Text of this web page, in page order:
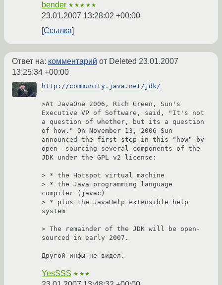
bender ★★★★★
23.01.2007 13:28:02 +00:00
Ссылка
Ответ на: комментарий от Deleted 23.01.2007
13:25:34 +00:00
http://community.java.net/jdk/
>At JavaOne 2006, Rich Green, Sun's
Executive VP of Software, said, "It's not
a question of whether, but its a question
of how." On November 13, 2006 Sun
announced the first step in this "how" by
open- sourcing several components of the
JDK under the GPL v2 license:
> * the Hotspot virtual machine
> * the Java programming language
compiler (javac)
> * plus the JavaHelp extensible help
system
> The remainder of the JDK will be open-
sourced in early 2007.
Другой инфы не видел.
YesSSS ★★★